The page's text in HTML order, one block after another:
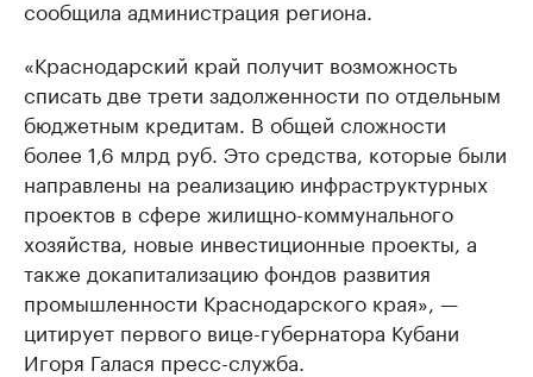
сообщила администрация региона.
«Краснодарский край получит возможность
списать две трети задолженности по отдельным
бюджетным кредитам. В общей сложности
более 1,6 млрд руб. Это средства, которые были
направлены на реализацию инфраструктурных
проектов в сфере жилищно-коммунального
хозяйства, новые инвестиционные проекты, а
также докапитализацию фондов развития
промышленности Краснодарского края», —
цитирует первого вице-губернатора Кубани
Игоря Галася пресс-служба.